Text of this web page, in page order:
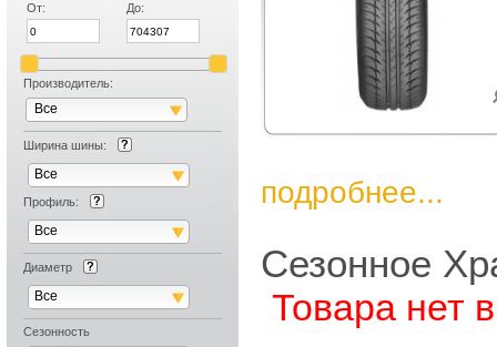
От:
До:
Производитель:
Все
Ширина шины:
Все
Профиль:
Все
Диаметр
Все
Сезонность
подробнее...
Сезонное
Товара нет